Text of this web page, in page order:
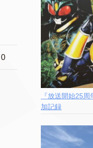
0
『放送開始25
加記録